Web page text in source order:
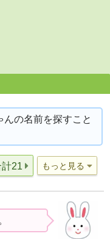
の名前を探すこと
21 もっと見る